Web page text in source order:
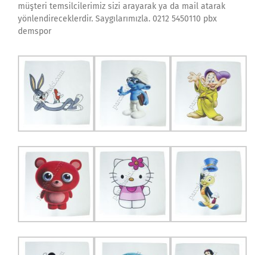
müşteri temsilcilerimiz sizi arayarak ya da mail atarak
yönlendireceklerdir. Saygılarımızla. 0212 5450110 pbx
demspor